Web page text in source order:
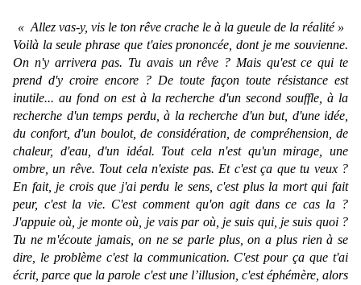
« Allez vas-y, vis le ton rêve crache le à la gueule de la réalité »
Voilà la seule phrase que t'aies prononcée, dont je me souvienne.
On n'y arrivera pas. Tu avais un rêve ? Mais qu'est ce qui te
prend d'y croire encore ? De toute façon toute résistance est
inutile... au fond on est à la recherche d'un second souffle, à la
recherche d'un temps perdu, à la recherche d'un but, d'une idée,
du confort, d'un boulot, de considération, de compréhension, de
chaleur, d'eau, d'un idéal. Tout cela n'est qu'un mirage, une
ombre, un rêve. Tout cela n'existe pas. Et c'est ça que tu veux ?
En fait, je crois que j'ai perdu le sens, c'est plus la mort qui fait
peur, c'est la vie. C'est comment qu'on agit dans ce cas la ?
J'appuie où, je monte où, je vais par où, je suis qui, je suis quoi ?
Tu ne m'écoute jamais, on ne se parle plus, on a plus rien à se
dire, le problème c'est la communication. C'est pour ça que t'ai
écrit, parce que la parole c'est une l’illusion, c'est éphémère, alors